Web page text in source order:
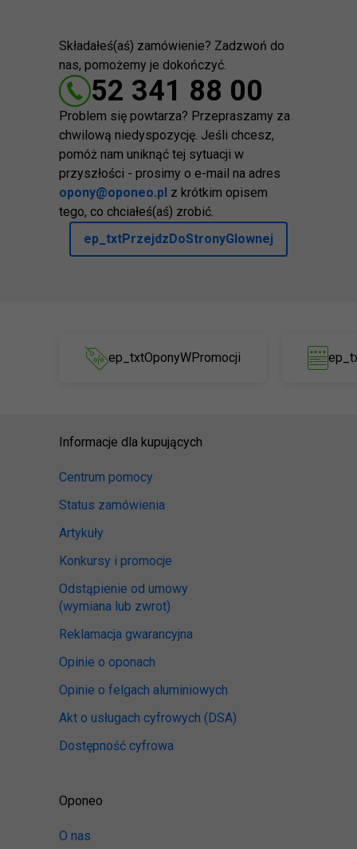
Składałeś(aś) zamówienie? Zadzwoń do
nas, pomożemy je dokończyć.
52 341 88 00
Problem się powtarza? Przepraszamy za
chwilową niedyspozycję. Jeśli chcesz,
pomóż nam uniknąć tej sytuacji w
przyszłości - prosimy o e-mail na adres
opony@oponeo.pl z krótkim opisem
tego, co chciałeś(aś) zrobić.
ep_txtPrzejdzDoStronyGlownej
ep_txtOponyWPromocji
Informacje dla kupujących
Centrum pomocy
Status zamówienia
Artykuły
Konkursy i promocje
Odstąpienie od umowy
(wymiana lub zwrot)
Reklamacja gwarancyjna
Opinie o oponach
Opinie o felgach aluminiowych
Akt o usługach cyfrowych (DSA)
Dostępność cyfrowa
Oponeo
O nas